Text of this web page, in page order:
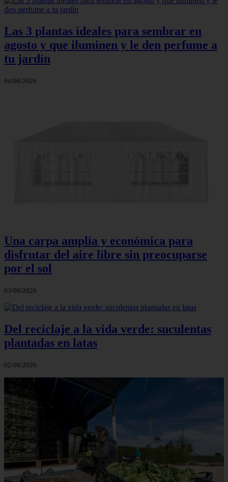
Las 3 plantas ideales para sembrar en
agosto y que iluminen y le den perfume a
tu jardín
04/08/2026
Una carpa amplia y económica para
disfrutar del aire libre sin preocuparse
por el sol
03/08/2026
Del reciclaje a la vida verde: suculentas
plantadas en latas
02/08/2026